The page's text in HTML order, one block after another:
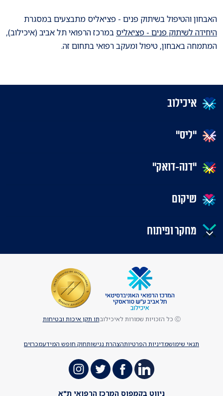
האבחון והטיפול בשיתוק פנים - פציאליס מתבצעים במסגרת
היחידה לשיתוק פנים - פציאליס במרכז הרפואי תל אביב (איכילוב),
המתמחה באבחון, טיפול ומעקב רפואי בתחום זה.
איכילוב
"ליס"
"דנה-דואק"
שיקום
מחקר ופיתוח
תנאי שימושמדיניות הפרטיותהצהרת נגישותחוק חופש המידעמכרזים
Ⓒ כל הזכויות שמורות לאיכילוב תו תקן איכות ובטיחות
ניווט בקמפוס המרכז הרפואי ת"א